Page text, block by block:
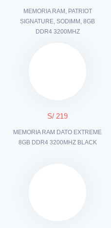
MEMORIA RAM, PATRIOT
SIGNATURE, SODIMM, 8GB
DDR4 3200MHZ
S/ 219
MEMORIA RAM DATO EXTREME
8GB DDR4 3200MHZ BLACK